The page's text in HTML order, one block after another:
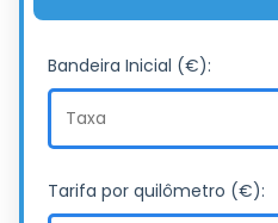
Bandeira Inicial (€):
Tarifa por quilômetro (€):